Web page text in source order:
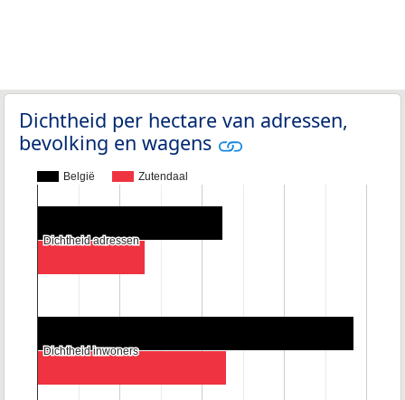
Dichtheid per hectare van adressen,
bevolking en wagens
België Zutendaal
Dichtheid adressen
Dichtheid adressen
Dichtheid inwoners
Dichtheid inwoners